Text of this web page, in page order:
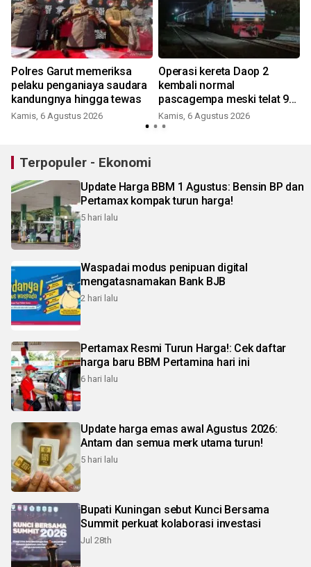
Polres Garut memeriksa
pelaku penganiaya saudara
kandungnya hingga tewas
Kamis, 6 Agustus 2026
Operasi kereta Daop 2
kembali normal
pascagempa meski telat 9-
60 menit
Kamis, 6 Agustus 2026
Terpopuler - Ekonomi
Update Harga BBM 1 Agustus: Bensin BP dan
Pertamax kompak turun harga!
5 hari lalu
Waspadai modus penipuan digital
mengatasnamakan Bank BJB
2 hari lalu
Pertamax Resmi Turun Harga!: Cek daftar
harga baru BBM Pertamina hari ini
6 hari lalu
Update harga emas awal Agustus 2026:
Antam dan semua merk utama turun!
5 hari lalu
Bupati Kuningan sebut Kunci Bersama
Summit perkuat kolaborasi investasi
Jul 28th